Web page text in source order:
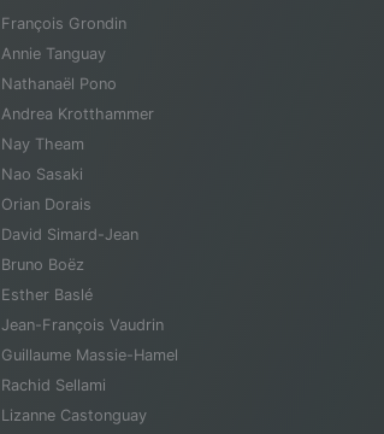
François Grondin
Annie Tanguay
Nathanaël Pono
Andrea Krotthammer
Nay Theam
Nao Sasaki
Orian Dorais
David Simard-Jean
Bruno Boëz
Esther Baslé
Jean-François Vaudrin
Guillaume Massie-Hamel
Rachid Sellami
Lizanne Castonguay